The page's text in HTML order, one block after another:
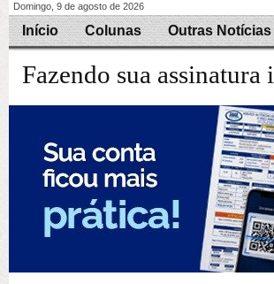
Domingo, 9 de agosto de 2026
Início Colunas Outras Notícias
Fazendo sua assinatura